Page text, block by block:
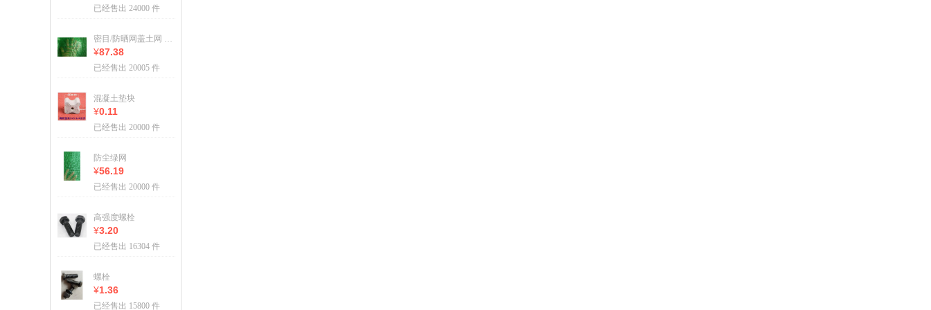
已经售出 24000 件
密目/防晒网盖土网 盖土网（1.5针 8*30m） 卷
¥87.38
已经售出 20005 件
混凝土垫块
¥0.11
已经售出 20000 件
防尘绿网
¥56.19
已经售出 20000 件
高强度螺栓
¥3.20
已经售出 16304 件
螺栓
¥1.36
已经售出 15800 件